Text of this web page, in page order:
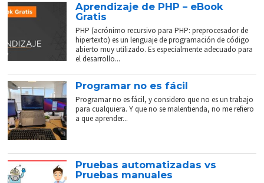
Aprendizaje de PHP – eBook
Gratis
PHP (acrónimo recursivo para PHP: preprocesador de
hipertexto) es un lenguaje de programación de código
abierto muy utilizado. Es especialmente adecuado para
el desarrollo...
Programar no es fácil
Programar no es fácil, y considero que no es un trabajo
para cualquiera. Y que no se malentienda, no me refiero
a que aprender...
Pruebas automatizadas vs
Pruebas manuales